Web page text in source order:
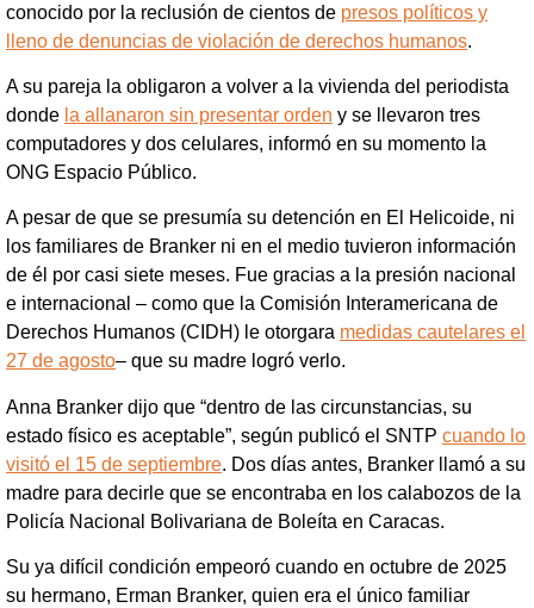
conocido por la reclusión de cientos de presos políticos y
lleno de denuncias de violación de derechos humanos.
A su pareja la obligaron a volver a la vivienda del periodista
donde la allanaron sin presentar orden y se llevaron tres
computadores y dos celulares, informó en su momento la
ONG Espacio Público.
A pesar de que se presumía su detención en El Helicoide, ni
los familiares de Branker ni en el medio tuvieron información
de él por casi siete meses. Fue gracias a la presión nacional
e internacional – como que la Comisión Interamericana de
Derechos Humanos (CIDH) le otorgara medidas cautelares el
27 de agosto– que su madre logró verlo.
Anna Branker dijo que “dentro de las circunstancias, su
estado físico es aceptable”, según publicó el SNTP cuando lo
visitó el 15 de septiembre. Dos días antes, Branker llamó a su
madre para decirle que se encontraba en los calabozos de la
Policía Nacional Bolivariana de Boleíta en Caracas.
Su ya difícil condición empeoró cuando en octubre de 2025
su hermano, Erman Branker, quien era el único familiar